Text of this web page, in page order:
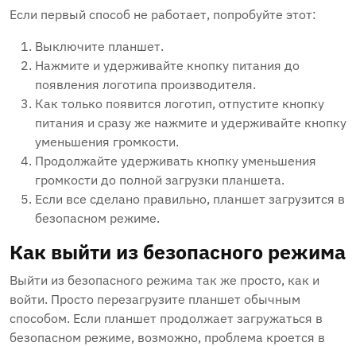
Если первый способ не работает, попробуйте этот:
Выключите планшет.
Нажмите и удерживайте кнопку питания до
появления логотипа производителя.
Как только появится логотип, отпустите кнопку
питания и сразу же нажмите и удерживайте кнопку
уменьшения громкости.
Продолжайте удерживать кнопку уменьшения
громкости до полной загрузки планшета.
Если все сделано правильно, планшет загрузится в
безопасном режиме.
Как выйти из безопасного режима
Выйти из безопасного режима так же просто, как и
войти. Просто перезагрузите планшет обычным
способом. Если планшет продолжает загружаться в
безопасном режиме, возможно, проблема кроется в